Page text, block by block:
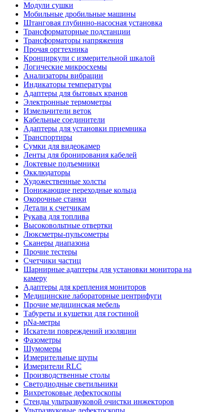
Модули сушки
Мобильные дробильные машины
Штанговая глубинно-насосная установка
Трансформаторные подстанции
Трансформаторы напряжения
Прочая оргтехника
Кронциркули с измерительной шкалой
Логические микросхемы
Анализаторы вибрации
Индикаторы температуры
Адаптеры для бытовых кранов
Электронные термометры
Измельчители веток
Кабельные соединители
Адаптеры для установки приемника
Транспортиры
Сумки для видеокамер
Ленты для бронирования кабелей
Локтевые подъемники
Окклюдаторы
Художественные холсты
Понижающие переходные кольца
Окорочные станки
Детали к счетчикам
Рукава для топлива
Высоковольтные отвертки
Люксметры-пульсометры
Сканеры диапазона
Прочие тестеры
Счетчики частиц
Шарнирные адаптеры для установки монитора на
камеру
Адаптеры для крепления мониторов
Медицинские лабораторные центрифуги
Прочие медицинская мебель
Табуреты и кушетки для гостиной
pNa-метры
Искатели повреждений изоляции
Фазометры
Шумомеры
Измерительные щупы
Измерители RLC
Производственные столы
Светодиодные светильники
Вихретоковые дефектоскопы
Стенды ультразвуковой очистки инжекторов